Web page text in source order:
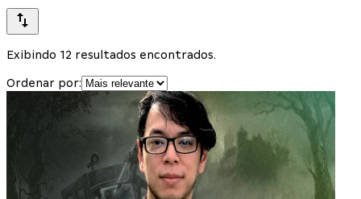
Exibindo 12 resultados encontrados.
Ordenar por: